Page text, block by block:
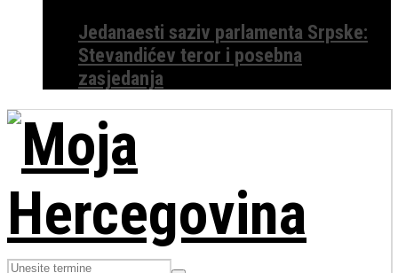
Jedanaesti saziv parlamenta Srpske:
Stevandićev teror i posebna
zasjedanja